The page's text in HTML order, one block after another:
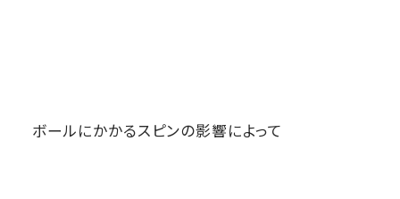
ボールにかかるスピンの影響によって